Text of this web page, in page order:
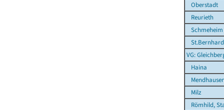
Oberstadt
Reurieth
Schmeheim
St.Bernhard
VG:
Haina
Milz
Römhild,